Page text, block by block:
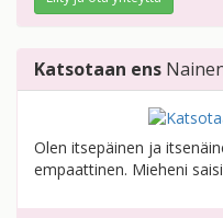
Katsotaan ens
Olen itsepäinen ja
empaattinen. Mieheni